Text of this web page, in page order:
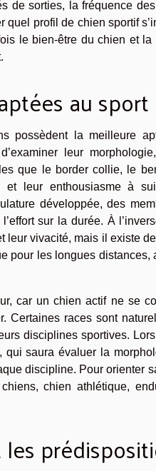
de sorties, la fréquence
profil de chien sportif
le bien-être du chien et
au sport
possèdent la meilleure
leur
que le border collie, le
et leur enthousiasme à
développée, des
sur la durée. À
leur vivacité, mais il existe
pour les longues
car un chien actif ne se
Certaines races sont
disciplines sportives.
saura évaluer la
discipline. Pour orienter
chien athlétique,